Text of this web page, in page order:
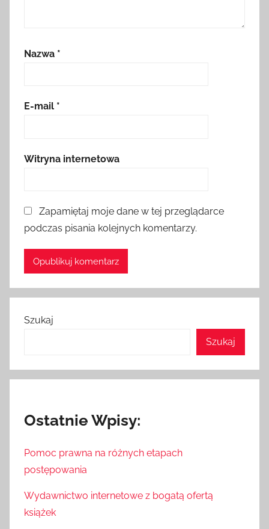
Nazwa *
E-mail *
Witryna internetowa
Zapamiętaj moje dane w tej przeglądarce
podczas pisania kolejnych komentarzy.
Szukaj
Szukaj
Ostatnie Wpisy:
Pomoc prawna na różnych etapach
postępowania
Wydawnictwo internetowe z bogatą ofertą
książek